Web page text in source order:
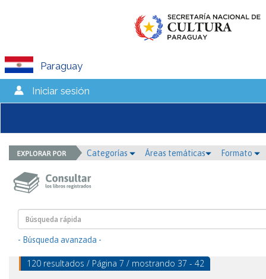
Paraguay
Iniciar sesión
Categorías Áreas temáticas Formato
- Búsqueda avanzada -
120 resultados / Página 7 / mostrando 37 - 42